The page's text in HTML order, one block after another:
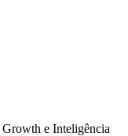
e Inteligência